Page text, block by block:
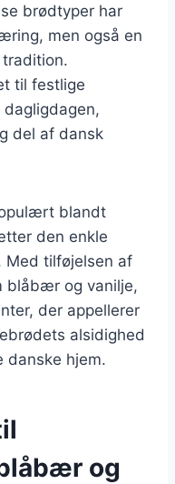
brødtyper har
men også en
til festlige
del af dansk
blandt
den enkle
tilføjelsen af
blåbær og vanilje,
der appellerer
alsidighed
danske hjem.
og